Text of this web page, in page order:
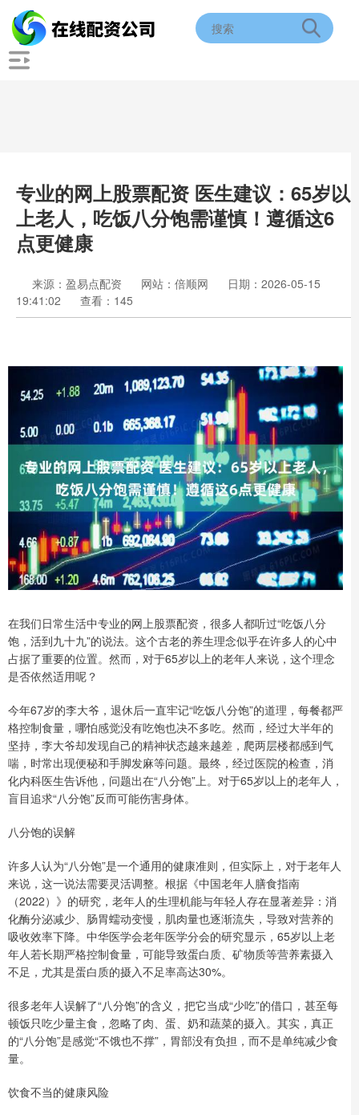
专业的网上股票配资 医生建议：65岁以
上老人，吃饭八分饱需谨慎！遵循这6
点更健康
来源：盈易点配资 网站：倍顺网
日期：2026-05-15
19:41:02
查看：145
在我们日常生活中专业的网上股票配资，很多人都听过“吃饭八分
饱，活到九十九”的说法。这个古老的养生理念似乎在许多人的心中
占据了重要的位置。然而，对于65岁以上的老年人来说，这个理念
是否依然适用呢？
今年67岁的李大爷，退休后一直牢记“吃饭八分饱”的道理，每餐都严
格控制食量，哪怕感觉没有吃饱也决不多吃。然而，经过大半年的
坚持，李大爷却发现自己的精神状态越来越差，爬两层楼都感到气
喘，时常出现便秘和手脚发麻等问题。最终，经过医院的检查，消
化内科医生告诉他，问题出在“八分饱”上。对于65岁以上的老年人，
盲目追求“八分饱”反而可能伤害身体。
八分饱的误解
许多人认为“八分饱”是一个通用的健康准则，但实际上，对于老年人
来说，这一说法需要灵活调整。根据《中国老年人膳食指南
（2022）》的研究，老年人的生理机能与年轻人存在显著差异：消
化酶分泌减少、肠胃蠕动变慢，肌肉量也逐渐流失，导致对营养的
吸收效率下降。中华医学会老年医学分会的研究显示，65岁以上老
年人若长期严格控制食量，可能导致蛋白质、矿物质等营养素摄入
不足，尤其是蛋白质的摄入不足率高达30%。
很多老年人误解了“八分饱”的含义，把它当成“少吃”的借口，甚至每
顿饭只吃少量主食，忽略了肉、蛋、奶和蔬菜的摄入。其实，真正
的“八分饱”是感觉“不饿也不撑”，胃部没有负担，而不是单纯减少食
量。
饮食不当的健康风险